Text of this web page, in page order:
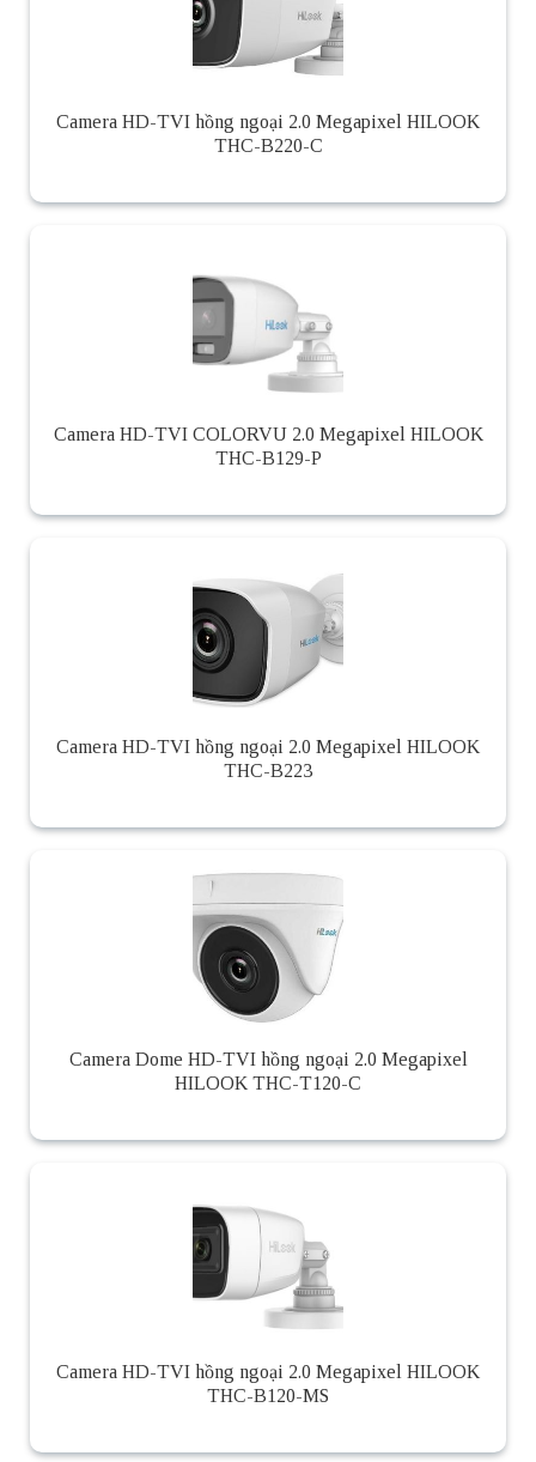
Camera HD-TVI hồng ngoại 2.0 Megapixel HILOOK
THC-B220-C
Camera HD-TVI COLORVU 2.0 Megapixel HILOOK
THC-B129-P
Camera HD-TVI hồng ngoại 2.0 Megapixel HILOOK
THC-B223
Camera Dome HD-TVI hồng ngoại 2.0 Megapixel
HILOOK THC-T120-C
Camera HD-TVI hồng ngoại 2.0 Megapixel HILOOK
THC-B120-MS